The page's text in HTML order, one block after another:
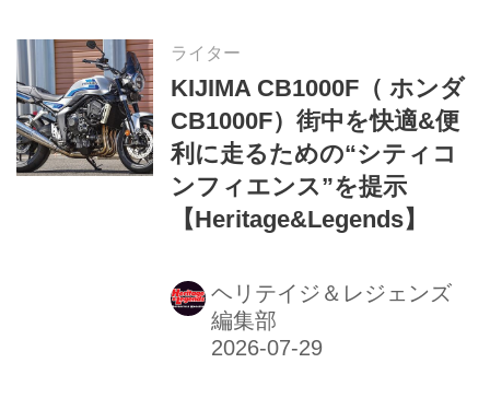
ライター
KIJIMA CB1000F（ ホンダ
CB1000F）街中を快適&便
利に走るための“シティコ
ンフィエンス”を提示
【Heritage&Legends】
ヘリテイジ＆レジェンズ
編集部